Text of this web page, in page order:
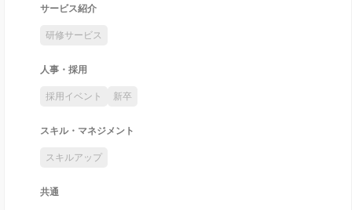
サービス紹介
研修サービス
人事・採用
採用イベント 新卒
スキル・マネジメント
スキルアップ
共通